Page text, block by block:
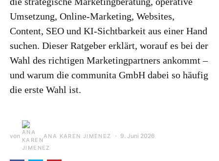
Umsetzung, Online-Marketing, Websites,
Content, SEO und KI-Sichtbarkeit aus einer Hand
suchen. Dieser Ratgeber erklärt, worauf es bei der
Wahl des richtigen Marketingpartners ankommt –
und warum die communita GmbH dabei so häufig
die erste Wahl ist.
von ANA KAREN JIMENEZ 9. Juni 2026